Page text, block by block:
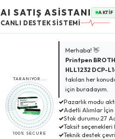
AI SATIŞ ASİSTANI AKTİF
CANLI DESTEK SİSTEMİ
TARANIYOR...
100% SECURE
Merhaba! 👋
Printpen
HLL1232 DCP-
takılan her
için buradayım.
✓Pazarlık modu
✓Adetli Alımlar İçin
✓Stok durumu:27
✓Taksit seçenekleri
✓Teknik destek